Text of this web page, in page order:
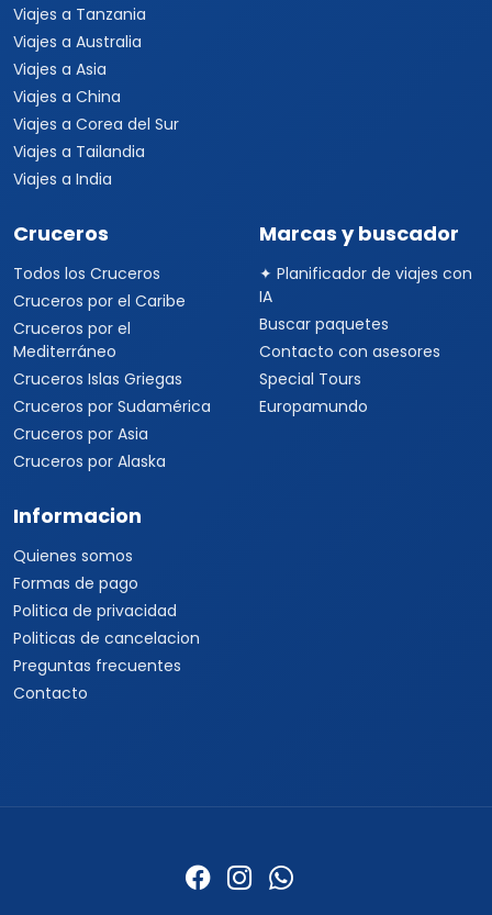
Viajes a Tanzania
Viajes a Australia
Viajes a Asia
Viajes a China
Viajes a Corea del Sur
Viajes a Tailandia
Viajes a India
Cruceros
Todos los Cruceros
Cruceros por el Caribe
Cruceros por el
Mediterráneo
Cruceros Islas Griegas
Cruceros por Sudamérica
Cruceros por Asia
Cruceros por Alaska
Marcas y buscador
✦ Planificador de viajes con
IA
Buscar paquetes
Contacto con asesores
Special Tours
Europamundo
Informacion
Quienes somos
Formas de pago
Politica de privacidad
Politicas de cancelacion
Preguntas frecuentes
Contacto